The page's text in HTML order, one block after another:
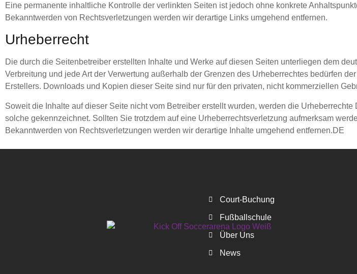
Eine permanente inhaltliche Kontrolle der verlinkten Seiten ist jedoch ohne konkrete
Bekanntwerden von Rechtsverletzungen werden wir derartige Links umgehend entfernen.
Urheberrecht
Die durch die Seitenbetreiber erstellten Inhalte und Werke auf diesen Seiten unterliegen dem
Verbreitung und jede Art der Verwertung außerhalb der Grenzen des Urheberrechtes bedürfen
Erstellers. Downloads und Kopien dieser Seite sind nur für den privaten, nicht kommerziellen
Soweit die Inhalte auf dieser Seite nicht vom Betreiber erstellt wurden, werden die
solche gekennzeichnet. Sollten Sie trotzdem auf eine Urheberrechtsverletzung aufmerksam
Bekanntwerden von Rechtsverletzungen werden wir derartige Inhalte umgehend entfernen.DE
Court-Buchung
Fußballschule
Über Uns
News